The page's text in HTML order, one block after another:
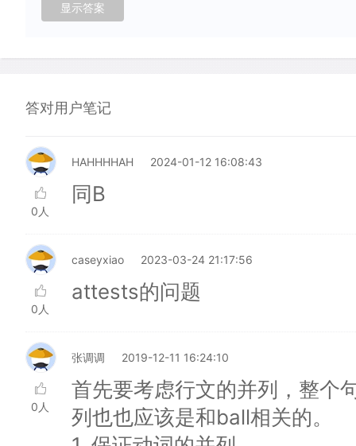
答对用户笔记
0人
HAHHHHAH 2024-01-12 16:08:43
同B
0人
caseyxiao 2023-03-24 21:17:56
attests的问题
0人
张调调 2019-12-11 16:24:10
首先要考虑行文的并列，整个
列也也应该是和ball相关的。